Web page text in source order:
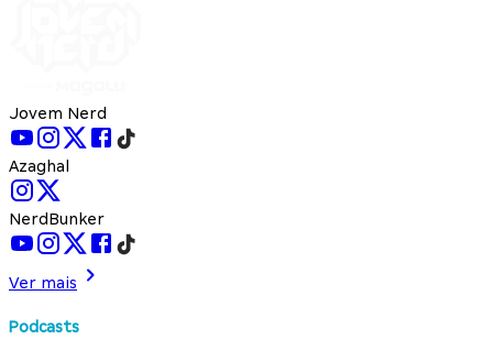
Jovem Nerd
Azaghal
NerdBunker
Ver mais
Podcasts